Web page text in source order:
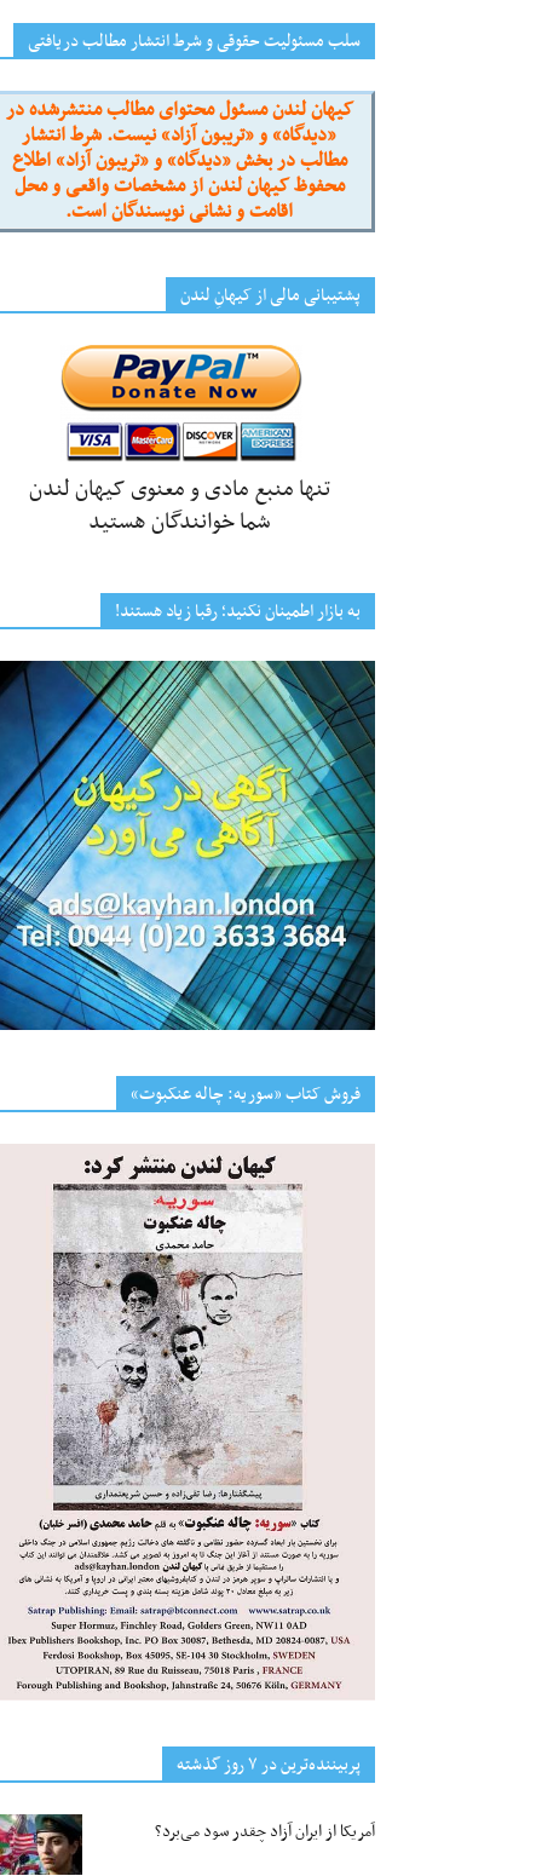
سلب مسئولیت حقوقی و شرط انتشار مطالب دریافتی
کیهان لندن مسئول محتوای مطالب منتشرشده در
«دیدگاه» و «تریبون آزاد» نیست. شرط انتشار
مطالب در بخش «دیدگاه» و «تریبون آزاد» اطلاع
محفوظ کیهان لندن از مشخصات واقعی و محل
اقامت و نشانی نویسندگان است.
پشتیبانی مالی از کیهانِ لندن
تنها منبع مادی و معنوی کیهان لندن
شما خوانندگان هستید
به بازار اطمینان نکنید؛ رقبا زیاد هستند!
فروش کتاب «سوریه: چاله عنکبوت»
پربیننده‌ترین‌ در ۷ روز گذشته
آمریکا از ایران آزاد چقدر سود می‌برد؟